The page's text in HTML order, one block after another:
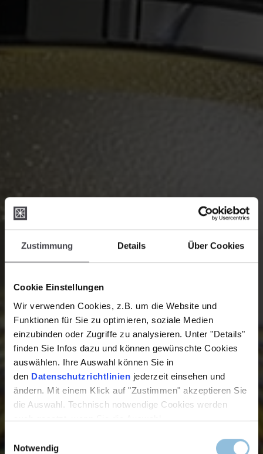
Zustimmung Details Über Cookies
Cookie Einstellungen
Wir verwenden Cookies, z.B. um die Website und
Funktionen für Sie zu optimieren, soziale Medien
einzubinden oder Zugriffe zu analysieren. Unter "Details"
finden Sie Infos dazu und können gewünschte Cookies
auswählen. Ihre Auswahl können Sie in
den Datenschutzrichtlinien jederzeit einsehen und
ändern. Mit einem Klick auf "Zustimmen" akzeptieren Sie
die Auswahl. Technisch notwendige Cookies werden
auch gesetzt, wenn Sie die Auswahl
Notwendig